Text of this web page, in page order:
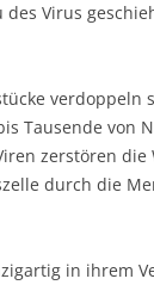
des Virus
verdoppeln
Tausende von
zerstören die
durch die
in ihrem